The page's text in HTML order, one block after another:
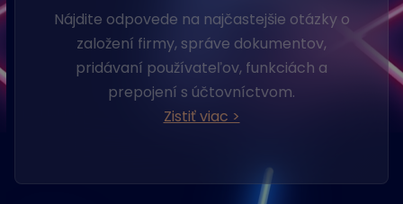
Nájdite odpovede na najčastejšie otázky o
založení firmy, správe dokumentov,
pridávaní používateľov, funkciách a
prepojení s účtovníctvom.
Zistiť viac >